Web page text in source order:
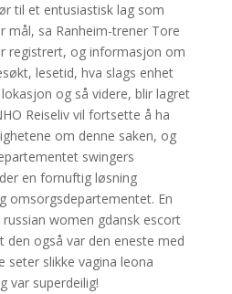
til et entusiastisk lag som
mål, sa Ranheim-trener Tore
registrert, og informasjon om
lesetid, hva slags enhet
og så videre, blir lagret
Reiseliv vil fortsette å ha
om denne saken, og
swingers
en fornuftig løsning
omsorgsdepartementet. En
women gdansk escort
den også var den eneste med
seter slikke vagina leona
var superdeilig!